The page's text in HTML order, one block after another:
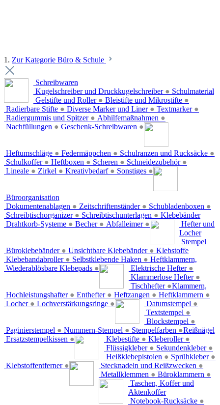
1. Zur Kategorie Büro & Schule
Schreibwaren
Kugelschreiber und Druckkugelschreiber ●
Gelstifte und Roller ● Bleistifte und Mikrostifte ●
Radierbare Stifte ● Diverse Marker und Liner ● Textmarker ●
Radiergummis und Spitzer ● Abhilfemaßnahmen ●
Nachfüllungen ● Geschenk-Schreibwaren ●
Schulmaterial
Heftumschläge ● Federmäppchen ● Schulranzen und Rucksäcke ●
Schulkoffer ● Heftboxen ● Scheren ● Schneidezubehör ●
Lineale ● Zirkel ● Kreativbedarf ● Sonstiges ●
Büroorganisation
Dokumentenablagen ● Zeitschriftenständer ● Schubladenboxen ●
Schreibtischorganizer ● Schreibtischunterlagen ●
Drahtkorb-Systeme ● Becher ● Abfalleimer ●
Klebebänder
Büroklebebänder ● Unsichtbare Klebebänder ●
Klebebandabroller ● Selbstklebende Haken ●
Wiederablösbare Klebepads ●
Hefter und
Locher
Elektrische Hefter ●
Klammerlose Hefter ●
Tischhefter ●
Hochleistungshafter ● Enthefter ● Heftzangen ● Heftklammern ●
Locher ● Lochverstärkungsringe ●
Stempel
Datumstempel ●
Textstempel ●
Blockstempel ●
Paginierstempel ● Nummern-Stempel ● Stempelfarben ●
Ersatzstempelkissen ●
Klebstoffe
Klebestifte ● Kleberoller ●
Flüssigkleber ● Sekundenkleber ●
Heißklebepistolen ● Sprühkleber ●
Klebstoffentferner ●
Heftklammern,
Klammern,
Reißnägel
Stecknadeln und Reißzwecken ●
Metallklemmen ● Büroklammern ●
Taschen, Koffer und
Aktenkoffer
Notebook-Rucksäcke ●